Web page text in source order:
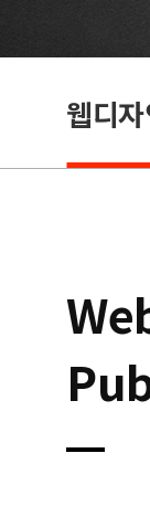
웹디